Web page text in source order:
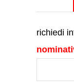
richiedi